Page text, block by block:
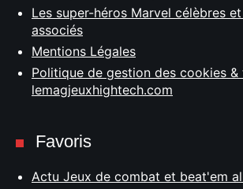
Les super-héros Marvel célèbres
associés
Mentions Légales
Politique de gestion des cookies &
lemagjeuxhightech.com
Favoris
Actu Jeux de combat et beat'em